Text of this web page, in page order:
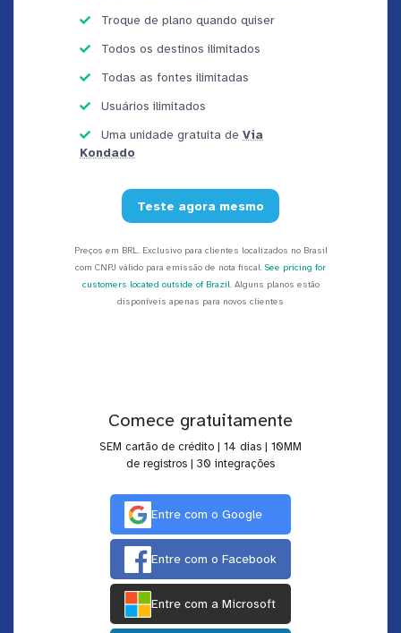
Troque de plano quando quiser
Todos os destinos ilimitados
Todas as fontes ilimitadas
Usuários ilimitados
Uma unidade gratuita de Via
Kondado
Teste agora mesmo
Preços em BRL. Exclusivo para clientes localizados no Brasil
com CNPJ válido para emissão de nota fiscal. See pricing for
customers located outside of Brazil. Alguns planos estão
disponíveis apenas para novos clientes
Comece gratuitamente
SEM cartão de crédito | 14 dias | 10MM
de registros | 30 integrações
Entre com o Google
Entre com o Facebook
Entre com a Microsoft